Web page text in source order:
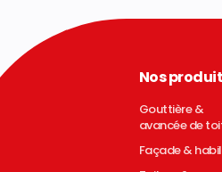
Nos
Gouttière &
avancée de
Façade &